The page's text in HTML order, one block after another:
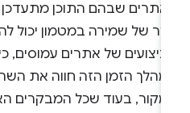
שבהם התוכן מתעדכן
של שמירה במטמון יכול
של אתרים עמוסים, כי
הזמן הזה חווה את
בעוד שכל המבקרים